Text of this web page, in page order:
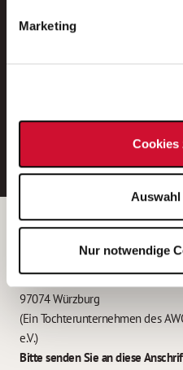
Marketing
Cookies
Nur notwendige
E-Mail-
Betreiber der Webseite
Garitz Bewirtschaftungsbetriebe
Kantstraße 45a
97074 Würzburg
(Ein Tochterunternehmen des
e.V.)
Bitte senden Sie an diese